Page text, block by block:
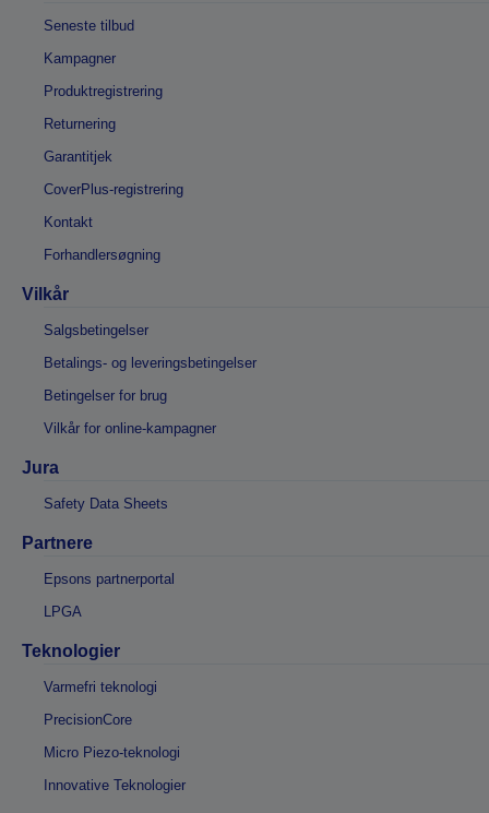
Seneste tilbud
Kampagner
Produktregistrering
Returnering
Garantitjek
CoverPlus-registrering
Kontakt
Forhandlersøgning
Vilkår
Salgsbetingelser
Betalings- og leveringsbetingelser
Betingelser for brug
Vilkår for online-kampagner
Jura
Safety Data Sheets
Partnere
Epsons partnerportal
LPGA
Teknologier
Varmefri teknologi
PrecisionCore
Micro Piezo-teknologi
Innovative Teknologier